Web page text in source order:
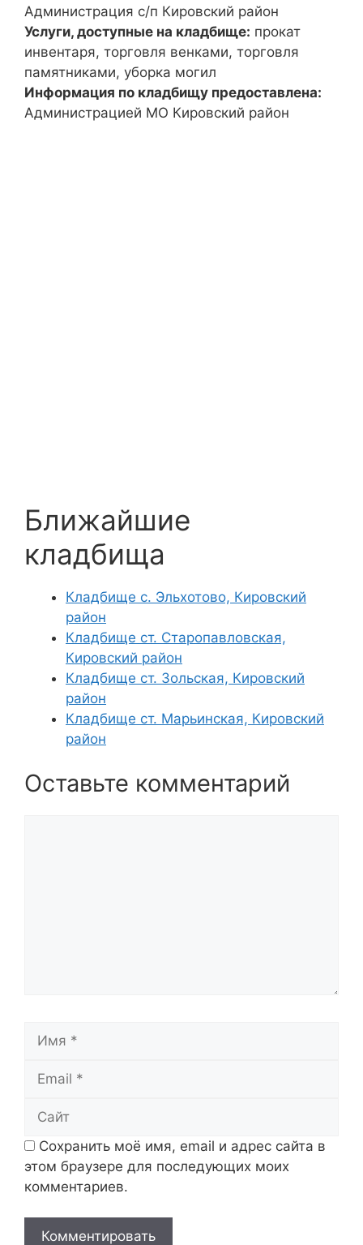
Администрация с/п Кировский район
Услуги, доступные на кладбище: прокат
инвентаря, торговля венками, торговля
памятниками, уборка могил
Информация по кладбищу предоставлена:
Администрацией МО Кировский район
Ближайшие
кладбища
Кладбище с. Эльхотово, Кировский
район
Кладбище ст. Старопавловская,
Кировский район
Кладбище ст. Зольская, Кировский
район
Кладбище ст. Марьинская, Кировский
район
Оставьте комментарий
Сохранить моё имя, email и адрес сайта в
этом браузере для последующих моих
комментариев.